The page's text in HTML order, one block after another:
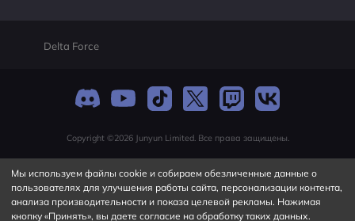
Delta Force
Copyright ©2026 Junyun Limited. Все права защищены.
Мы используем файлы cookie и собираем обезличенные данные о
пользователях для улучшения работы сайта, персонализации контента,
анализа производительности и показа целевой рекламы. Нажимая
кнопку «Принять», вы даете согласие на обработку таких данных.